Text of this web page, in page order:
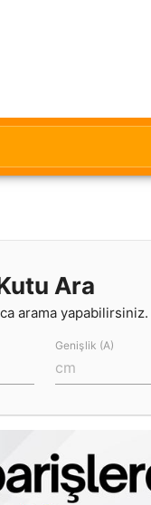
Ara
arama yapabilirsiniz.
Genişlik (A)